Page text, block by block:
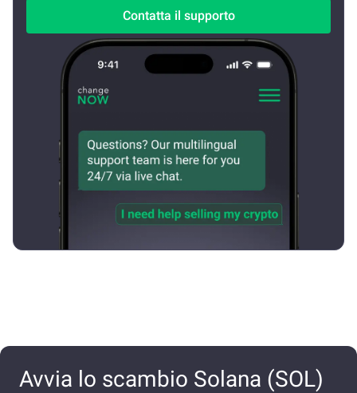
Contatta il supporto
Avvia lo scambio Solana (SOL)